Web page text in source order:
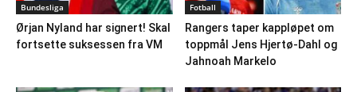
Bundesliga
Ørjan Nyland har signert! Skal
fortsette suksessen fra VM
Fotball
Rangers taper kappløpet om
toppmål Jens Hjertø-Dahl og
Jahnoah Markelo